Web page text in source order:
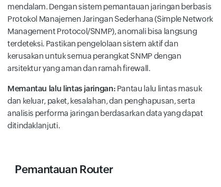
mendalam. Dengan sistem pemantauan jaringan berbasis
Protokol Manajemen Jaringan Sederhana (Simple Network
Management Protocol/SNMP), anomali bisa langsung
terdeteksi. Pastikan pengelolaan sistem aktif dan
kerusakan untuk semua perangkat SNMP dengan
arsitektur yang aman dan ramah firewall.
Memantau lalu lintas jaringan: Pantau lalu lintas masuk
dan keluar, paket, kesalahan, dan penghapusan, serta
analisis performa jaringan berdasarkan data yang dapat
ditindaklanjuti.
Pemantauan Router